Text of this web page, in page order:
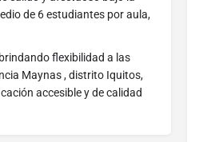
de 6 estudiantes por aula,
flexibilidad a las
Maynas , distrito Iquitos,
accesible y de calidad